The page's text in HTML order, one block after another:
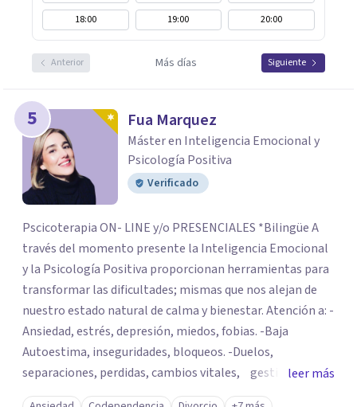
18:00
19:00 20:00
Anterior Más días Siguiente
5 Fua Marquez
Máster en Inteligencia Emocional y
Psicología Positiva
Verificado
Pscicoterapia ON- LINE y/o PRESENCIALES *Bilingüe A
través del momento presente la Inteligencia Emocional
y la Psicología Positiva proporcionan herramientas para
transformar las dificultades; mismas que nos alejan de
nuestro estado natural de calma y bienestar. Atención a: -
Ansiedad, estrés, depresión, miedos, fobias. -Baja
Autoestima, inseguridades, bloqueos. -Duelos,
separaciones, perdidas, cambios vitales, gestión de
emociones, tristeza, ira, soledad. Si deseas resolver una
leer más